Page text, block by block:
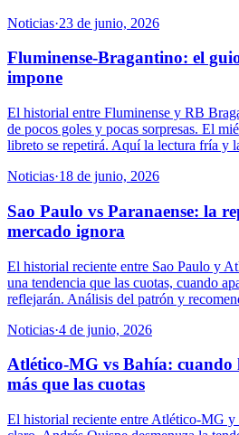
Noticias·23 de junio, 2026
Fluminense-Bragantino: el
impone
El historial entre Fluminense y RB
de pocos goles y pocas sorpresas. El
libreto se repetirá. Aquí la lectura fría y
Noticias·18 de junio, 2026
Sao Paulo vs Paranaense: la
mercado ignora
El historial reciente entre Sao Paulo y
una tendencia que las cuotas, cuando
reflejarán. Análisis del patrón y
Noticias·4 de junio, 2026
Atlético-MG vs Bahía:
más que las cuotas
El historial reciente entre Atlético-MG y